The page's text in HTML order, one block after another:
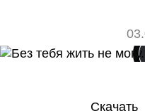
Скачать